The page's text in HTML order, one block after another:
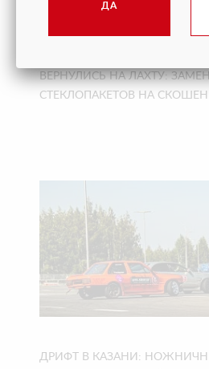
ВЕРНУЛИСЬ НА ЛАХТУ:
СТЕКЛОПАКЕТОВ НА
ДРИФТ В КАЗАНИ:
ДА